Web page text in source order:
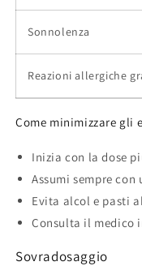
Sonnolenza
Reazioni allergiche
Come minimizzare gli
Inizia con la dose
Assumi sempre con
Evita alcol e pasti
Consulta il medico
Sovradosaggio